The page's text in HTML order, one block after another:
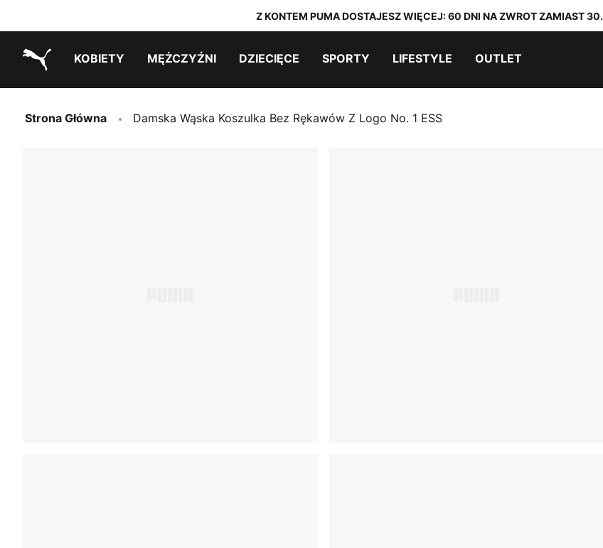
Z KONTEM PUMA DOSTAJESZ WIĘCEJ: 60 DNI NA ZWROT ZAMIAST 30.
KOBIETY MĘŻCZYŹNI DZIECIĘCE SPORTY LIFESTYLE OUTLET
Strona Główna Damska Wąska Koszulka Bez Rękawów Z Logo No. 1 ESS